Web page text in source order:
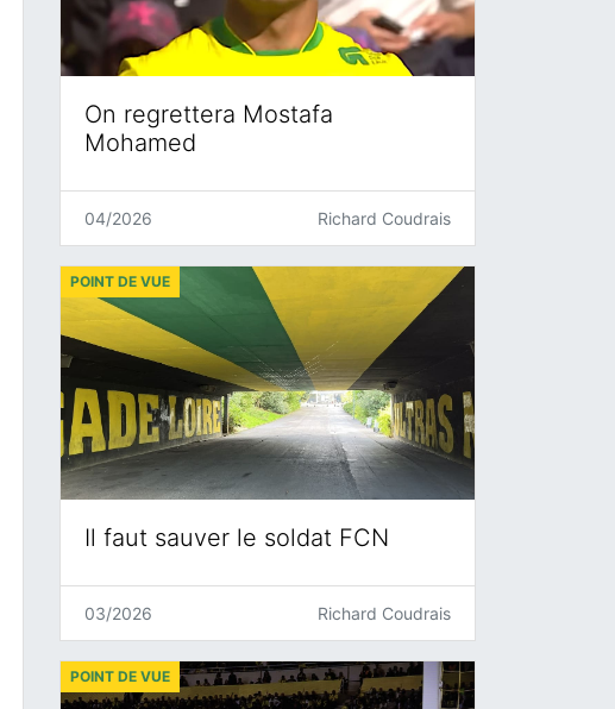
On regrettera Mostafa
Mohamed
04/2026 Richard Coudrais
Il faut sauver le soldat FCN
POINT DE VUE
03/2026 Richard Coudrais
POINT DE VUE